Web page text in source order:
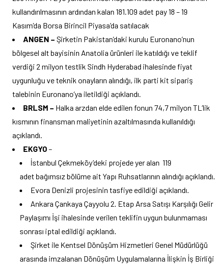
kullandırılmasının ardından kalan 181.109 adet pay 18 – 19
Kasım’da Borsa Birincil Piyasa’da satılacak
ANGEN – Şirketin Pakistan’daki kurulu Euronano’nun
bölgesel alt bayisinin Anatolia ürünleri ile katıldığı ve teklif
verdiği 2 milyon testlik Sindh Hyderabad ihalesinde fiyat
uygunluğu ve teknik onayların alındığı, ilk parti kit sipariş
talebinin Euronano’ya iletildiği açıklandı.
BRLSM – Halka arzdan elde edilen fonun 74,7 milyon TL’lik
kısmının finansman maliyetinin azaltılmasında kullanıldığı
açıklandı.
EKGYO–
İstanbul Çekmeköy’deki projede yer alan 119
adet bağımsız bölüme ait Yapı Ruhsatlarının alındığı açıklandı.
Evora Denizli projesinin tasfiye edildiği açıklandı.
Ankara Çankaya Çayyolu 2. Etap Arsa Satışı Karşılığı Gelir
Paylaşımı İşi ihalesinde verilen teklifin uygun bulunmaması
sonrası iptal edildiği açıklandı.
Şirket ile Kentsel Dönüşüm Hizmetleri Genel Müdürlüğü
arasında imzalanan Dönüşüm Uygulamalarına İlişkin İş Birliği